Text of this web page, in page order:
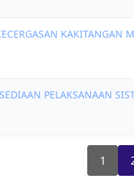
KAKITANGAN
PELAKSANAAN
Current
page
1